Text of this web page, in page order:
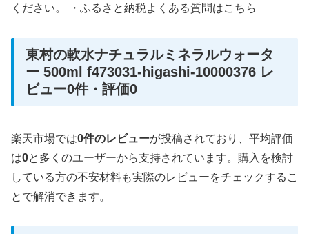
ください。 ・ふるさと納税よくある質問はこちら
東村の軟水ナチュラルミネラルウォータ
ー 500ml f473031-higashi-10000376 レ
ビュー0件・評価0
楽天市場では0件のレビューが投稿されており、平均評価
は0と多くのユーザーから支持されています。購入を検討
している方の不安材料も実際のレビューをチェックするこ
とで解消できます。